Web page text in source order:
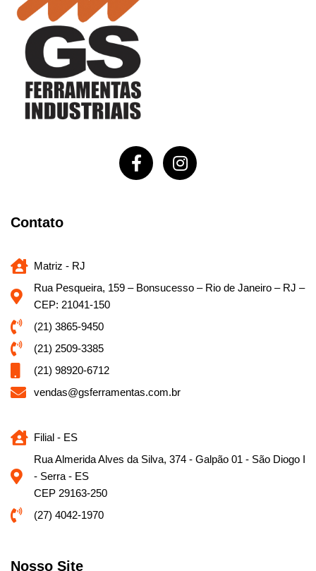
Contato
Matriz - RJ
Rua Pesqueira, 159 – Bonsucesso – Rio de Janeiro – RJ –
CEP: 21041-150
(21) 3865-9450
(21) 2509-3385
(21) 98920-6712
vendas@gsferramentas.com.br
Filial - ES
Rua Almerida Alves da Silva, 374 - Galpão 01 - São Diogo I
- Serra - ES
CEP 29163-250
(27) 4042-1970
Nosso Site